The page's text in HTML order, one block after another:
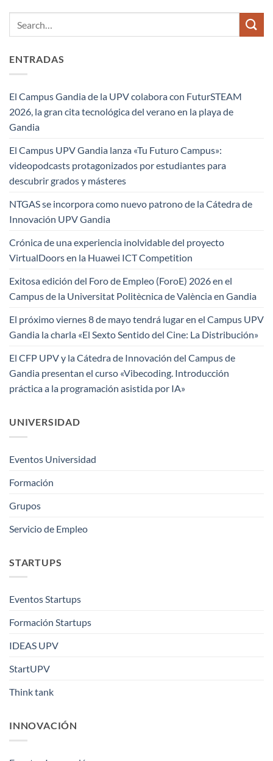
ENTRADAS
El Campus Gandia de la UPV colabora con FuturSTEAM
2026, la gran cita tecnológica del verano en la playa de
Gandia
El Campus UPV Gandia lanza «Tu Futuro Campus»:
videopodcasts protagonizados por estudiantes para
descubrir grados y másteres
NTGAS se incorpora como nuevo patrono de la Cátedra de
Innovación UPV Gandia
Crónica de una experiencia inolvidable del proyecto
VirtualDoors en la Huawei ICT Competition
Exitosa edición del Foro de Empleo (ForoE) 2026 en el
Campus de la Universitat Politècnica de València en Gandia
El próximo viernes 8 de mayo tendrá lugar en el Campus UPV
Gandia la charla «El Sexto Sentido del Cine: La Distribución»
El CFP UPV y la Cátedra de Innovación del Campus de
Gandia presentan el curso «Vibecoding. Introducción
práctica a la programación asistida por IA»
UNIVERSIDAD
Eventos Universidad
Formación
Grupos
Servicio de Empleo
STARTUPS
Eventos Startups
Formación Startups
IDEAS UPV
StartUPV
Think tank
INNOVACIÓN